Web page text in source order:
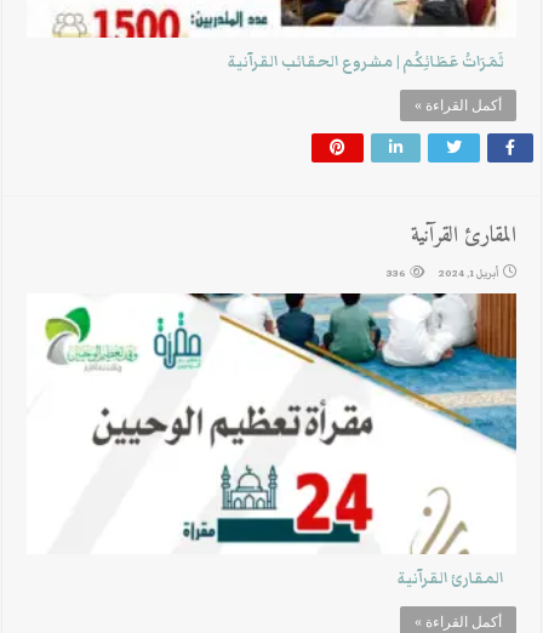
ثَمَرَاتُ عَطَائِكُم | مشروع الحقائب القرآنية
أكمل القراءة »
المقارئ القرآنية
أبريل 1, 2024 336
المقارئ القرآنية
أكمل القراءة »